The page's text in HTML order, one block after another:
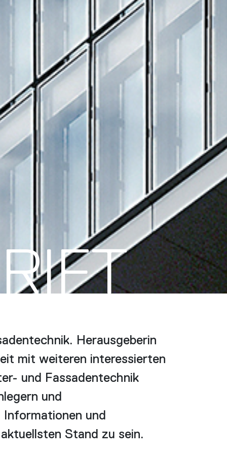
Herausgeberin
mit weiteren interessierten
und Fassadentechnik
und
und
Stand zu sein.